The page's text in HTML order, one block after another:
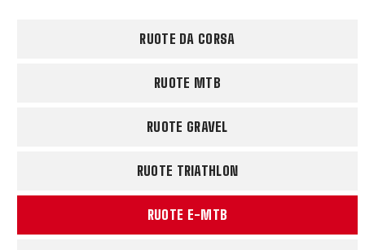
RUOTE DA CORSA
RUOTE MTB
RUOTE GRAVEL
RUOTE TRIATHLON
RUOTE E-MTB